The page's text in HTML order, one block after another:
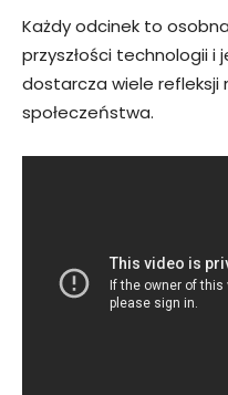
Każdy odcinek to
przyszłości technologii i
dostarcza wiele
społeczeństwa.